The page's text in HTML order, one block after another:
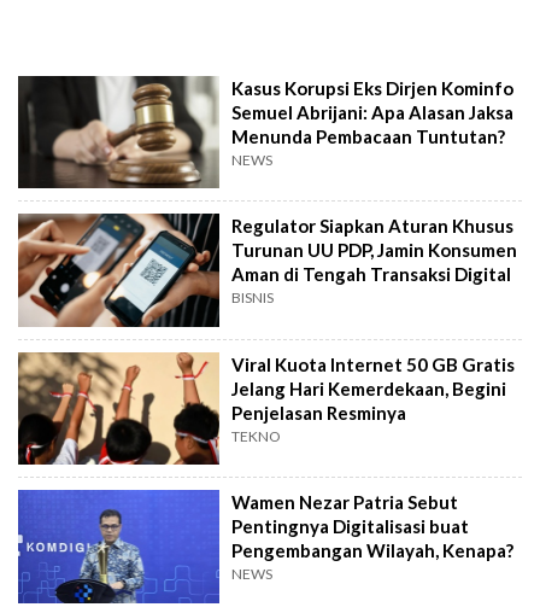
Kasus Korupsi Eks Dirjen Kominfo
Semuel Abrijani: Apa Alasan Jaksa
Menunda Pembacaan Tuntutan?
NEWS
Regulator Siapkan Aturan Khusus
Turunan UU PDP, Jamin Konsumen
Aman di Tengah Transaksi Digital
BISNIS
Viral Kuota Internet 50 GB Gratis
Jelang Hari Kemerdekaan, Begini
Penjelasan Resminya
TEKNO
Wamen Nezar Patria Sebut
Pentingnya Digitalisasi buat
Pengembangan Wilayah, Kenapa?
NEWS